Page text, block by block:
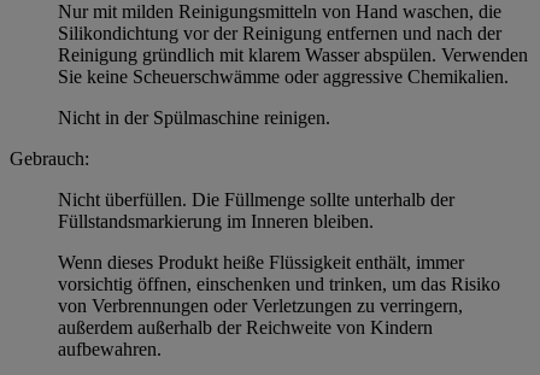
Nur mit milden Reinigungsmitteln von Hand waschen, die
Silikondichtung vor der Reinigung entfernen und nach der
Reinigung gründlich mit klarem Wasser abspülen. Verwenden
Sie keine Scheuerschwämme oder aggressive Chemikalien.
Nicht in der Spülmaschine reinigen.
Gebrauch:
Nicht überfüllen. Die Füllmenge sollte unterhalb der
Füllstandsmarkierung im Inneren bleiben.
Wenn dieses Produkt heiße Flüssigkeit enthält, immer
vorsichtig öffnen, einschenken und trinken, um das Risiko
von Verbrennungen oder Verletzungen zu verringern,
außerdem außerhalb der Reichweite von Kindern
aufbewahren.